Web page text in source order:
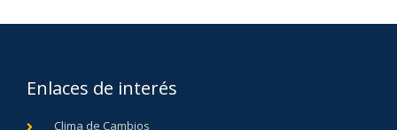
Enlaces de interés
Clima de Cambios